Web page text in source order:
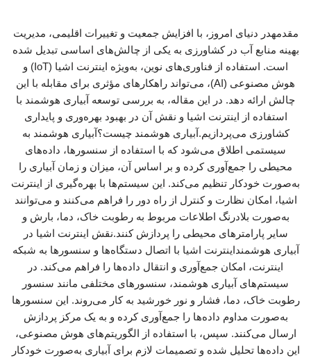
مقدمهدر دنیای امروز، با افزایش جمعیت و تغییرات اقلیمی، مدیریت
بهینه منابع آب در کشاورزی به یکی از چالش‌های اساسی تبدیل شده
است. استفاده از فناوری‌های نوین، به‌ویژه اینترنت اشیا (IoT) و
هوش مصنوعی (AI)، می‌تواند راهکارهای مؤثری برای مقابله با این
چالش ارائه دهد. در این مقاله، به بررسی توسعه آبیاری هوشمند با
استفاده از اینترنت اشیا و نقش آن در بهبود بهره‌وری و پایداری
کشاورزی می‌پردازیم.آبیاری هوشمند چیست؟آبیاری هوشمند به
سیستمی اطلاق می‌شود که با استفاده از سنسورها، داده‌های
محیطی را جمع‌آوری کرده و بر اساس آن، میزان و زمان آبیاری را
به‌صورت خودکار تنظیم می‌کند. این سیستم‌ها با بهره‌گیری از اینترنت
اشیا، امکان نظارت و کنترل از راه دور را فراهم می‌کنند و می‌توانند
به‌صورت بلادرنگ اطلاعات مربوط به رطوبت خاک، دما، بارش و
سایر پارامترهای محیطی را پردازش کنند.نقش اینترنت اشیا در
آبیاری هوشمنداینترنت اشیا با اتصال دستگاه‌ها و سنسورها به شبکه
اینترنت، امکان جمع‌آوری و انتقال داده‌ها را فراهم می‌کند. در
سیستم‌های آبیاری هوشمند، سنسورهای مختلفی مانند سنسور
رطوبت خاک، دما، فشار و نور خورشید به کار می‌روند. این سنسورها
به‌صورت مداوم داده‌ها را جمع‌آوری کرده و به یک مرکز پردازش
ارسال می‌کنند. سپس، با استفاده از الگوریتم‌های هوش مصنوعی،
این داده‌ها تحلیل شده و تصمیمات لازم برای آبیاری به‌صورت خودکار